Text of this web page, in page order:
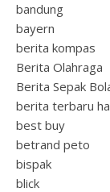
bandung
bayern
berita kompas
Berita Olahraga
Berita Sepak
berita terbaru
best buy
betrand peto
bispak
blick